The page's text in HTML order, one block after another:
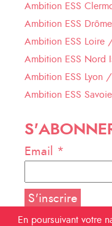
Ambition ESS
Ambition ESS
Ambition ESS Loire
Ambition ESS Nord
Ambition ESS Lyon
Ambition ESS
Email *
En poursuivant votre